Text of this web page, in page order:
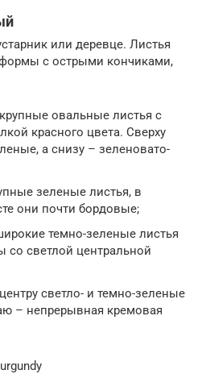
или деревце. Листья
с острыми кончиками,
овальные листья с
красного цвета. Сверху
а снизу – зеленовато-
зеленые листья, в
они почти бордовые;
темно-зеленые листья
светлой центральной
светло- и темно-зеленые
– непрерывная кремовая